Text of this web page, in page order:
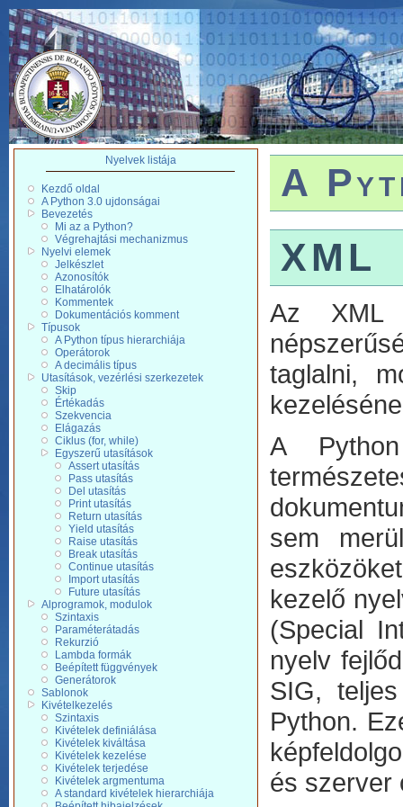
Nyelvek listája
Kezdő oldal
A Python 3.0 ujdonságai
Bevezetés
Mi az a Python?
Végrehajtási mechanizmus
Nyelvi elemek
Jelkészlet
Azonosítók
Elhatárolók
Kommentek
Dokumentációs komment
Típusok
A Python típus hierarchiája
Operátorok
A decimális típus
Utasítások, vezérlési szerkezetek
Skip
Értékadás
Szekvencia
Elágazás
Ciklus (for, while)
Egyszerű utasítások
Assert utasítás
Pass utasítás
Del utasítás
Print utasítás
Return utasítás
Yield utasítás
Raise utasítás
Break utasítás
Continue utasítás
Import utasítás
Future utasítás
Alprogramok, modulok
Szintaxis
Paraméterátadás
Rekurzió
Lambda formák
Beépített függvények
Generátorok
Sablonok
Kivételkezelés
Szintaxis
Kivételek definiálása
Kivételek kiváltása
Kivételek kezelése
Kivételek terjedése
Kivételek argmentuma
A standard kivételek hierarchiája
A
XML
Az XML
taglalni,
A
sem
kezelő
(Special
nyelv
SIG,
Python.
és szerver